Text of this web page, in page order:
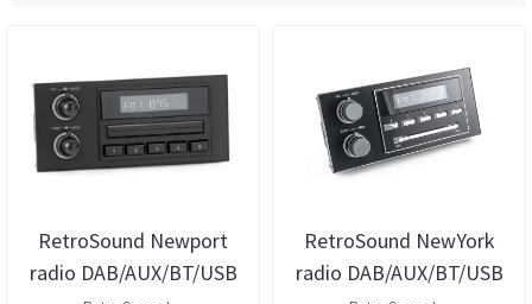
RetroSound Newport
radio DAB/AUX/BT/USB
RetroSound NewYork
radio DAB/AUX/BT/USB